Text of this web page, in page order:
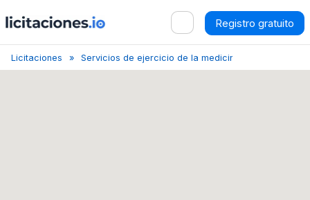
Registro gratuito
Licitaciones Servicios de ejercicio de la medicina